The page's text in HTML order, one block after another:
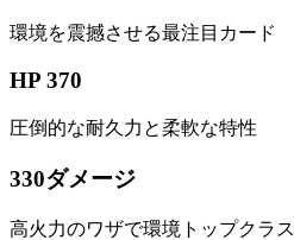
環境を震撼させる最注目カード
HP 370
圧倒的な耐久力と柔軟な特性
330ダメージ
高火力のワザで環境トップクラス